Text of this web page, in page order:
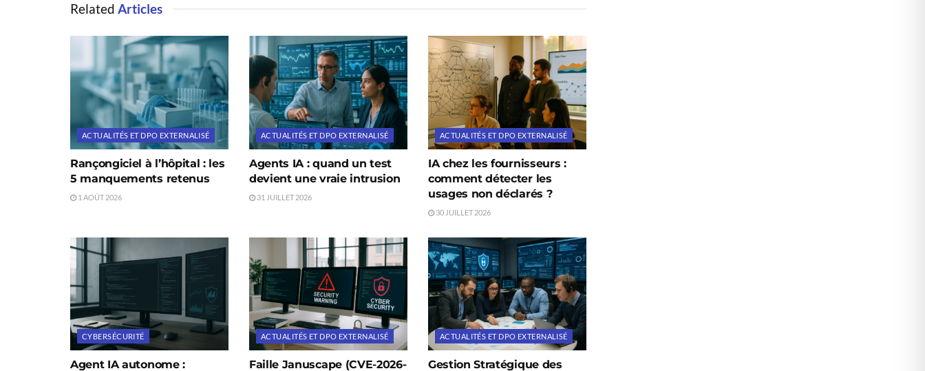
Related Articles
ACTUALITÉS ET DPO EXTERNALISÉ
Rançongiciel à l’hôpital : les
5 manquements retenus
1 AOÛT 2026
ACTUALITÉS ET DPO EXTERNALISÉ
Agents IA : quand un test
devient une vraie intrusion
31 JUILLET 2026
ACTUALITÉS ET DPO EXTERNALISÉ
IA chez les fournisseurs :
comment détecter les
usages non déclarés ?
30 JUILLET 2026
CYBERSÉCURITÉ
Agent IA autonome :
ACTUALITÉS ET DPO EXTERNALISÉ
Faille Januscape (CVE-2026-
ACTUALITÉS ET DPO EXTERNALISÉ
Gestion Stratégique des